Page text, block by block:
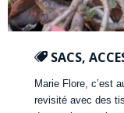
SACS,
Marie Flore, c’est
revisité avec des